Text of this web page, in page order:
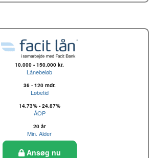
10.000 - 150.000 kr.
Lånebeløb
36 - 120 mdr.
Løbetid
14.73% - 24.87%
ÅOP
20 år
Min. Alder
Ansøg nu